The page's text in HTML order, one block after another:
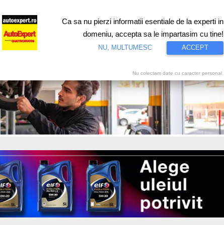
Test drive Motorsport Proiecte speciale Video
Ca sa nu pierzi informatii esentiale de la experti in
domeniu, accepta sa le impartasim cu tine!
NU, MULTUMESC ACCEPT
Nu colectam date cu caracter personal.